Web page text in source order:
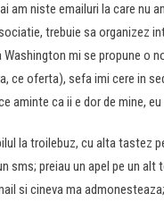
am niste emailuri la care nu
trebuie sa organizez
mi se propune o
ce oferta), sefa imi cere in
aminte ca ii e dor de mine,
la troilebuz, cu alta tastez
sms; preiau un apel pe un
si cineva ma